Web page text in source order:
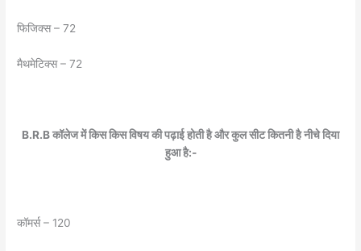
फिजिक्स – 72
मैथमेटिक्स – 72
B.R.B कॉलेज में किस किस विषय की पढ़ाई होती है और कुल सीट कितनी है नीचे दिया
हुआ है:-
कॉमर्स – 120